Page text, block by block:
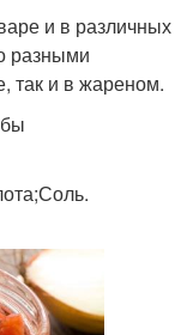
и в различных
разными
так и в жареном.